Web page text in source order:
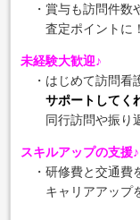
・賞与も訪問件数
査定ポイントに！
未経験大歓迎♪
・はじめて訪問看
サポートしてく
同行訪問や振り返
スキルアップの支援♪
・研修費と交通費
キャリアアップを